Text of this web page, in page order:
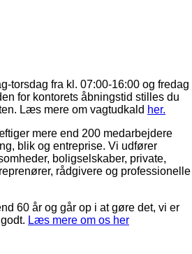
torsdag fra kl. 07:00-16:00 og fredag
for kontorets åbningstid stilles du
Læs mere om vagtudkald her.
mere end 200 medarbejdere
blik og entreprise. Vi udfører
boligselskaber, private,
rådgivere og professionelle
60 år og går op i at gøre det, vi er
Læs mere om os her